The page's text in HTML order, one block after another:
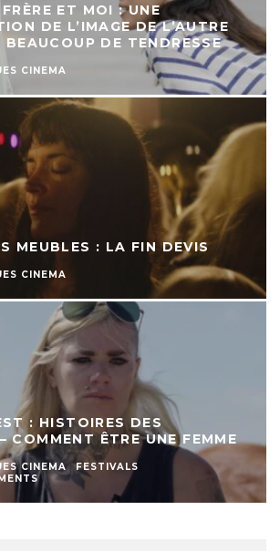
ET MOI : UNE
DE L’IMAGE DE L’AUTRE
BEAUCOUP DE TENDRESSE
CINEMA
MEUBLES : LA FIN DEVIS
CINEMA
: HISTOIRES DES
ÊTRE UNE FEMME
CINEMA
FESTIVALS